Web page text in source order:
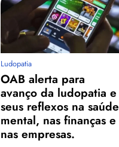
Ludopatia
OAB alerta para
avanço da ludopatia e
seus reflexos na saúde
mental, nas finanças e
nas empresas.